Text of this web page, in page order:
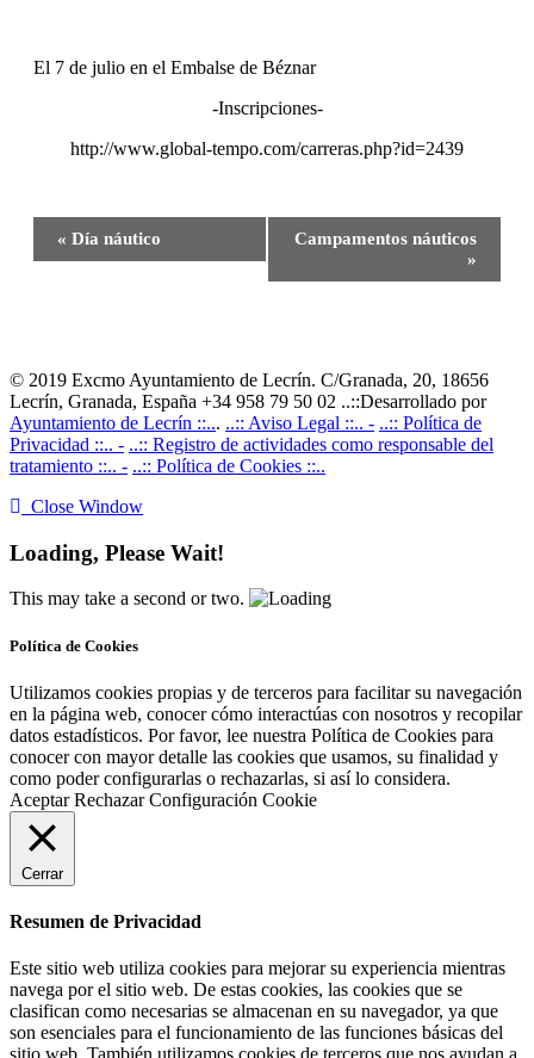
El 7 de julio en el Embalse de Béznar
-Inscripciones-
http://www.global-tempo.com/carreras.php?id=2439
Navegación
« Día náutico
Campamentos náuticos
»
© 2019 Excmo Ayuntamiento de Lecrín. C/Granada, 20, 18656
Lecrín, Granada, España +34 958 79 50 02 ..::Desarrollado por
Ayuntamiento de Lecrín ::... ..:: Aviso Legal ::.. - ..:: Política de
Privacidad ::.. - ..:: Registro de actividades como responsable del
tratamiento ::.. - ..:: Política de Cookies ::..
Close Window
Loading, Please Wait!
This may take a second or two.
Política de Cookies
Utilizamos cookies propias y de terceros para facilitar su navegación
en la página web, conocer cómo interactúas con nosotros y recopilar
datos estadísticos. Por favor, lee nuestra Política de Cookies para
conocer con mayor detalle las cookies que usamos, su finalidad y
como poder configurarlas o rechazarlas, si así lo considera.
Aceptar Rechazar Configuración Cookie
Cerrar
Resumen de Privacidad
Este sitio web utiliza cookies para mejorar su experiencia mientras
navega por el sitio web. De estas cookies, las cookies que se
clasifican como necesarias se almacenan en su navegador, ya que
son esenciales para el funcionamiento de las funciones básicas del